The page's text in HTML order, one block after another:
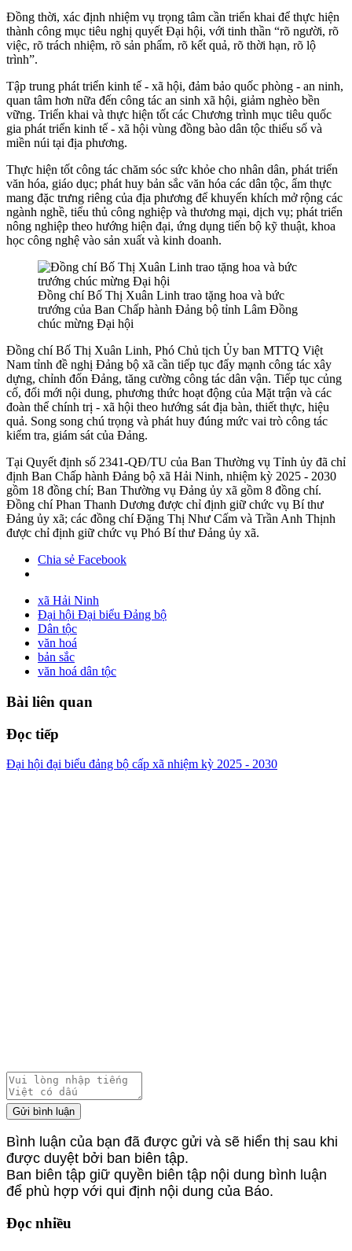
Đồng thời, xác định nhiệm vụ trọng tâm cần triển khai để thực hiện
thành công mục tiêu nghị quyết Đại hội, với tinh thần “rõ người, rõ
việc, rõ trách nhiệm, rõ sản phẩm, rõ kết quả, rõ thời hạn, rõ lộ
trình”.
Tập trung phát triển kinh tế - xã hội, đảm bảo quốc phòng - an ninh,
quan tâm hơn nữa đến công tác an sinh xã hội, giảm nghèo bền
vững. Triển khai và thực hiện tốt các Chương trình mục tiêu quốc
gia phát triển kinh tế - xã hội vùng đồng bào dân tộc thiểu số và
miền núi tại địa phương.
Thực hiện tốt công tác chăm sóc sức khỏe cho nhân dân, phát triển
văn hóa, giáo dục; phát huy bản sắc văn hóa các dân tộc, ẩm thực
mang đặc trưng riêng của địa phương để khuyến khích mở rộng các
ngành nghề, tiểu thủ công nghiệp và thương mại, dịch vụ; phát triển
nông nghiệp theo hướng hiện đại, ứng dụng tiến bộ kỹ thuật, khoa
học công nghệ vào sản xuất và kinh doanh.
Đồng chí Bố Thị Xuân Linh trao tặng hoa và bức
trướng của Ban Chấp hành Đảng bộ tỉnh Lâm Đồng
chúc mừng Đại hội
Đồng chí Bố Thị Xuân Linh, Phó Chủ tịch Ủy ban MTTQ Việt
Nam tỉnh đề nghị Đảng bộ xã cần tiếp tục đẩy mạnh công tác xây
dựng, chỉnh đốn Đảng, tăng cường công tác dân vận. Tiếp tục củng
cố, đổi mới nội dung, phương thức hoạt động của Mặt trận và các
đoàn thể chính trị - xã hội theo hướng sát địa bàn, thiết thực, hiệu
quả. Song song chú trọng và phát huy đúng mức vai trò công tác
kiểm tra, giám sát của Đảng.
Tại Quyết định số 2341-QĐ/TU của Ban Thường vụ Tỉnh ủy đã chỉ
định Ban Chấp hành Đảng bộ xã Hải Ninh, nhiệm kỳ 2025 - 2030
gồm 18 đồng chí; Ban Thường vụ Đảng ủy xã gồm 8 đồng chí.
Đồng chí Phan Thanh Dương được chỉ định giữ chức vụ Bí thư
Đảng ủy xã; các đồng chí Đặng Thị Như Cấm và Trần Anh Thịnh
được chỉ định giữ chức vụ Phó Bí thư Đảng ủy xã.
Chia sẻ Facebook
xã Hải Ninh
Đại hội Đại biểu Đảng bộ
Dân tộc
văn hoá
bản sắc
văn hoá dân tộc
Bài liên quan
Đọc tiếp
Đại hội đại biểu đảng bộ cấp xã nhiệm kỳ 2025 - 2030
Gửi bình luận
Bình luận của bạn đã được gửi và sẽ hiển thị sau khi
được duyệt bởi ban biên tập.
Ban biên tập giữ quyền biên tập nội dung bình luận
để phù hợp với qui định nội dung của Báo.
Đọc nhiều